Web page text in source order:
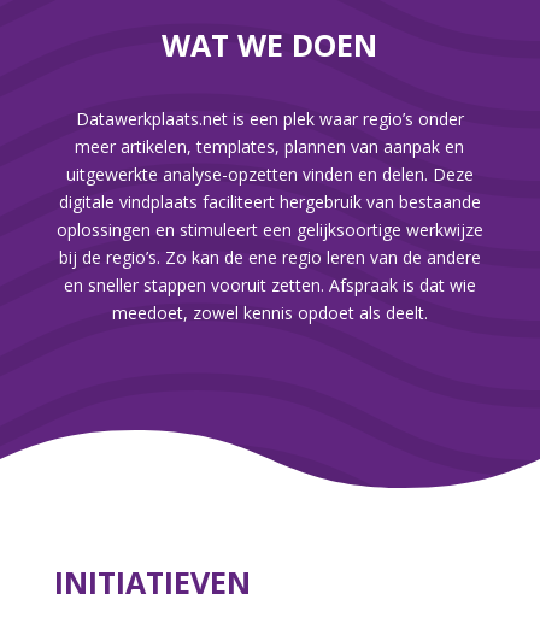
WAT WE DOEN
Datawerkplaats.net is een plek waar regio’s onder
meer artikelen, templates, plannen vanaanpak en
uitgewerkte analyse-opzetten vinden en delen. Deze
digitale vindplaats faciliteert hergebruik van bestaande
oplossingen en stimuleert een gelijksoortige werkwijze
bij de regio’s. Zo kan de ene regio leren van de andere
en sneller stappen vooruit zetten. Afspraak is dat wie
meedoet, zowel kennis opdoet als deelt.
INITIATIEVEN